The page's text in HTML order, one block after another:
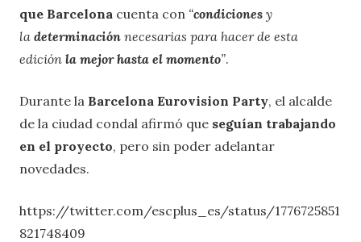
que Barcelona cuenta con “condiciones y
la determinación necesarias para hacer de esta
edición la mejor hasta el momento”.
Durante la Barcelona Eurovision Party, el alcalde
de la ciudad condal afirmó que seguían trabajando
en el proyecto, pero sin poder adelantar
novedades.
https://twitter.com/escplus_es/status/1776725851
821748409